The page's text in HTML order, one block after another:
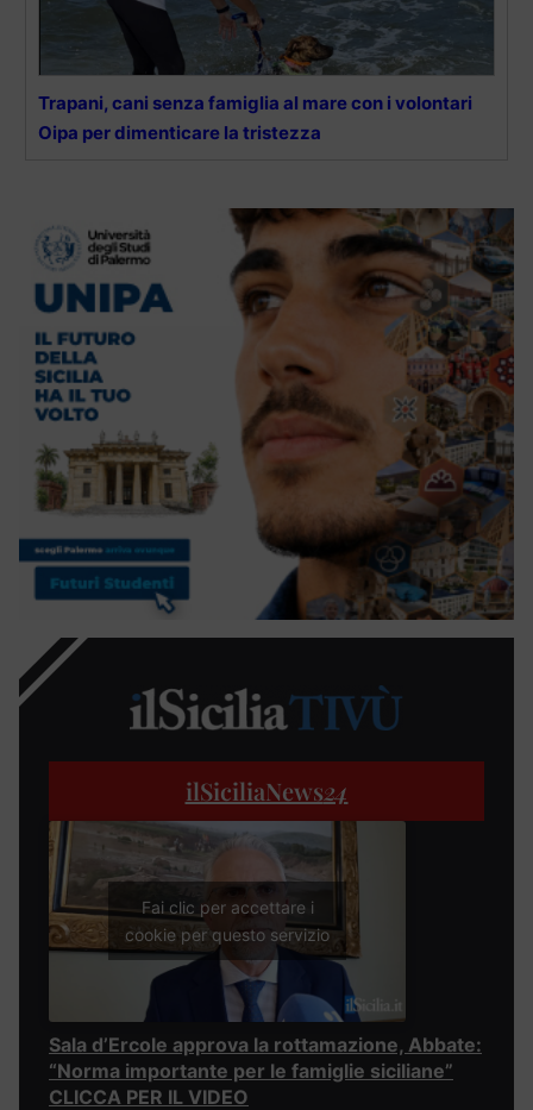
Trapani, cani senza famiglia al mare con i volontari
Oipa per dimenticare la tristezza
ilSiciliaNews24
Fai clic per accettare i
cookie per questo servizio
Sala d’Ercole approva la rottamazione, Abbate:
“Norma importante per le famiglie siciliane”
CLICCA PER IL VIDEO